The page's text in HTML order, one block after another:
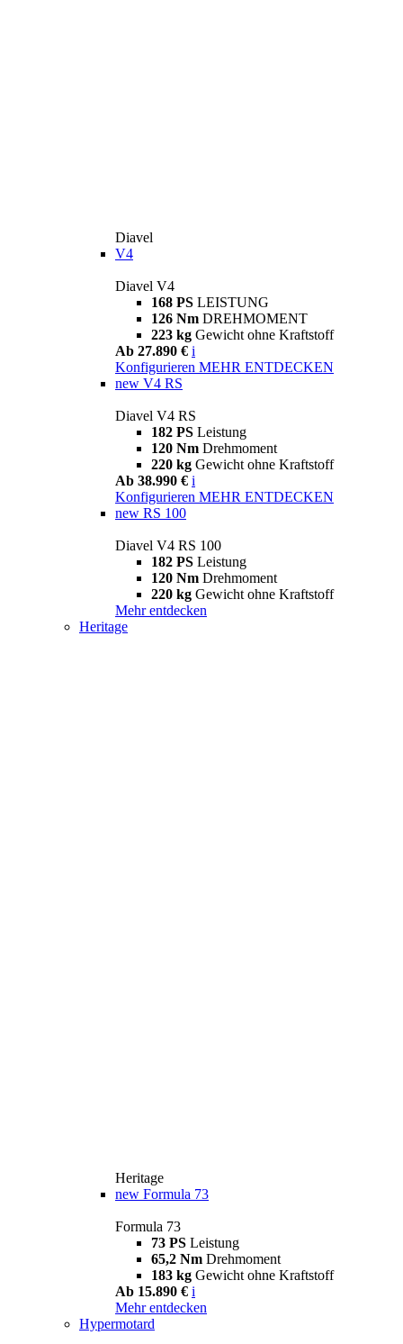
Diavel
V4
Diavel V4
168 PS LEISTUNG
126 Nm DREHMOMENT
223 kg Gewicht ohne Kraftstoff
Ab 27.890 € i
Konfigurieren MEHR ENTDECKEN
new V4 RS
Diavel V4 RS
182 PS Leistung
120 Nm Drehmoment
220 kg Gewicht ohne Kraftstoff
Ab 38.990 € i
Konfigurieren MEHR ENTDECKEN
new RS 100
Diavel V4 RS 100
182 PS Leistung
120 Nm Drehmoment
220 kg Gewicht ohne Kraftstoff
Mehr entdecken
Heritage
Heritage
new Formula 73
Formula 73
73 PS Leistung
65,2 Nm Drehmoment
183 kg Gewicht ohne Kraftstoff
Ab 15.890 € i
Mehr entdecken
Hypermotard